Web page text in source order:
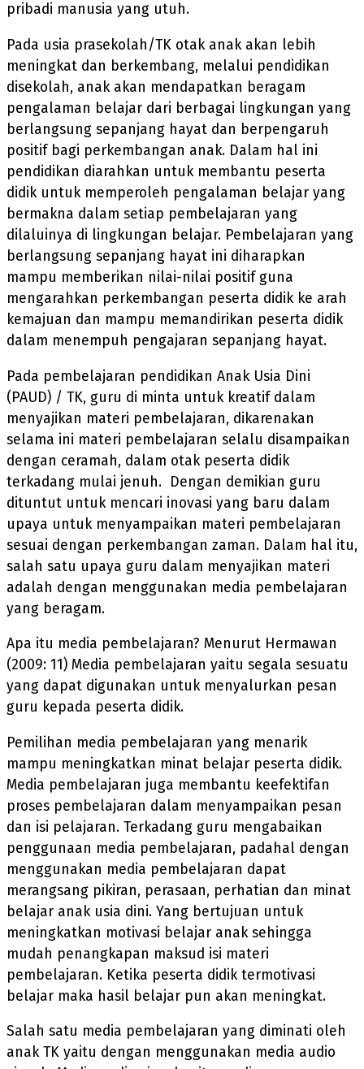
pribadi manusia yang utuh.
Pada usia prasekolah/TK otak anak akan lebih
meningkat dan berkembang, melalui pendidikan
disekolah, anak akan mendapatkan beragam
pengalaman belajar dari berbagai lingkungan yang
berlangsung sepanjang hayat dan berpengaruh
positif bagi perkembangan anak. Dalam hal ini
pendidikan diarahkan untuk membantu peserta
didik untuk memperoleh pengalaman belajar yang
bermakna dalam setiap pembelajaran yang
dilaluinya di lingkungan belajar. Pembelajaran yang
berlangsung sepanjang hayat ini diharapkan
mampu memberikan nilai-nilai positif guna
mengarahkan perkembangan peserta didik ke arah
kemajuan dan mampu memandirikan peserta didik
dalam menempuh pengajaran sepanjang hayat.
Pada pembelajaran pendidikan Anak Usia Dini
(PAUD) / TK, guru di minta untuk kreatif dalam
menyajikan materi pembelajaran, dikarenakan
selama ini materi pembelajaran selalu disampaikan
dengan ceramah, dalam otak peserta didik
terkadang mulai jenuh. Dengan demikian guru
dituntut untuk mencari inovasi yang baru dalam
upaya untuk menyampaikan materi pembelajaran
sesuai dengan perkembangan zaman. Dalam hal itu,
salah satu upaya guru dalam menyajikan materi
adalah dengan menggunakan media pembelajaran
yang beragam.
Apa itu media pembelajaran? Menurut Hermawan
(2009: 11) Media pembelajaran yaitu segala sesuatu
yang dapat digunakan untuk menyalurkan pesan
guru kepada peserta didik.
Pemilihan media pembelajaran yang menarik
mampu meningkatkan minat belajar peserta didik.
Media pembelajaran juga membantu keefektifan
proses pembelajaran dalam menyampaikan pesan
dan isi pelajaran. Terkadang guru mengabaikan
penggunaan media pembelajaran, padahal dengan
menggunakan media pembelajaran dapat
merangsang pikiran, perasaan, perhatian dan minat
belajar anak usia dini. Yang bertujuan untuk
meningkatkan motivasi belajar anak sehingga
mudah penangkapan maksud isi materi
pembelajaran. Ketika peserta didik termotivasi
belajar maka hasil belajar pun akan meningkat.
Salah satu media pembelajaran yang diminati oleh
anak TK yaitu dengan menggunakan media audio